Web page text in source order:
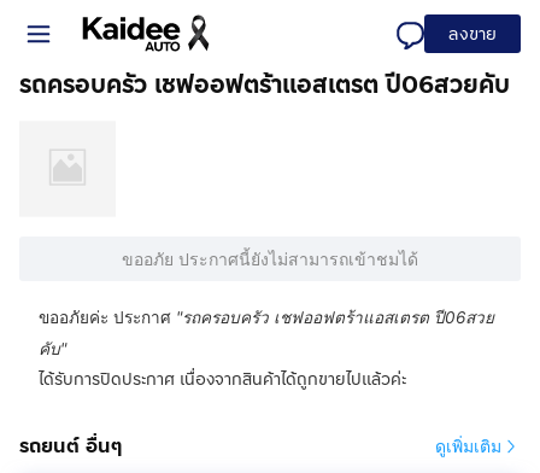
ลงขาย
รถครอบครัว เชฟออฟตร้าแอสเตรต ปี06สวยคับ
ขออภัย ประกาศนี้ยังไม่สามารถเข้าชมได้
ขออภัยค่ะ ประกาศ "รถครอบครัว เชฟออฟตร้าแอสเตรต ปี06สวย
คับ"
ได้รับการปิดประกาศ เนื่องจากสินค้าได้ถูกขายไปแล้วค่ะ
รถยนต์ อื่นๆ ดูเพิ่มเติม